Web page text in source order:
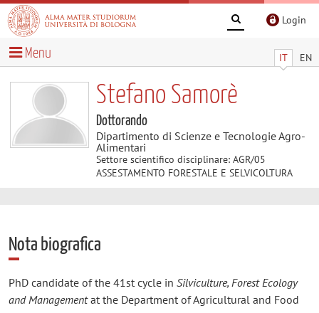
Login
IT EN
Menu
Stefano Samorè
Dottorando
Dipartimento di Scienze e Tecnologie Agro-
Alimentari
Settore scientifico disciplinare: AGR/05
ASSESTAMENTO FORESTALE E SELVICOLTURA
Nota biografica
PhD candidate of the 41st cycle in Silviculture, Forest Ecology
and Managementat the Department of Agricultural and Food